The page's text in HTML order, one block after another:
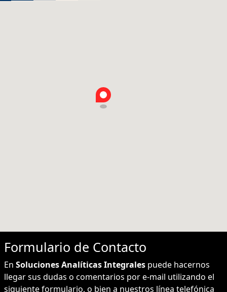
Formulario de Contacto
En Soluciones Analíticas Integrales puede hacernos
llegar sus dudas o comentarios por e-mail utilizando el
siguiente formulario, o bien a nuestros línea telefónica